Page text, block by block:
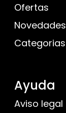
Ofertas
Novedades
Categorias
Ayuda
Aviso legal